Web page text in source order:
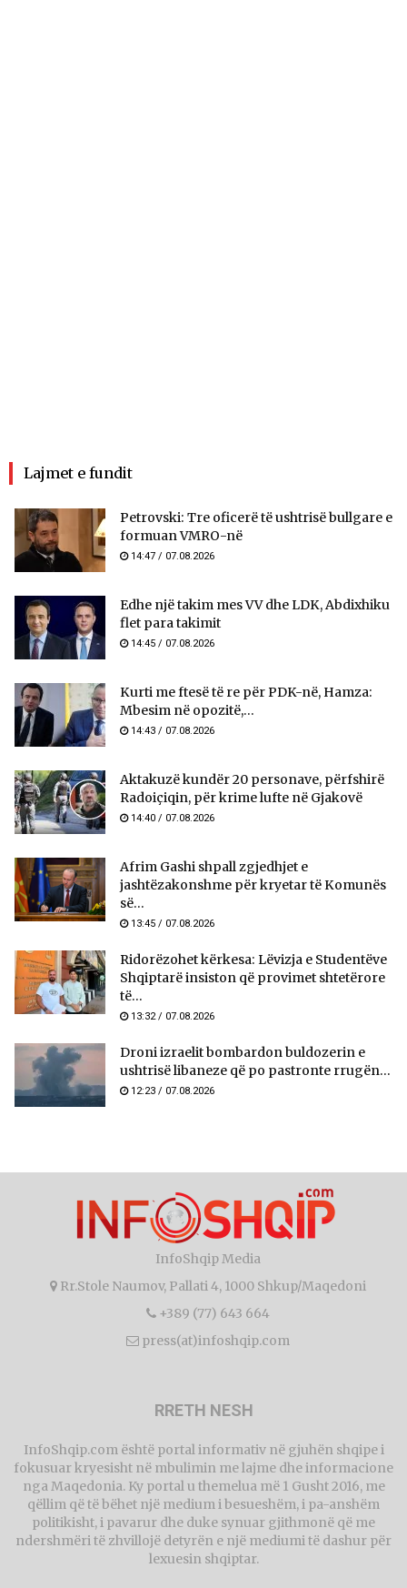
Lajmet e fundit
Petrovski: Tre oficerë të ushtrisë bullgare e
formuan VMRO-në
14:47 / 07.08.2026
Edhe një takim mes VV dhe LDK, Abdixhiku
flet para takimit
14:45 / 07.08.2026
Kurti me ftesë të re për PDK-në, Hamza:
Mbesim në opozitë,...
14:43 / 07.08.2026
Aktakuzë kundër 20 personave, përfshirë
Radoiçiqin, për krime lufte në Gjakovë
14:40 / 07.08.2026
Afrim Gashi shpall zgjedhjet e
jashtëzakonshme për kryetar të Komunës
së...
13:45 / 07.08.2026
Ridorëzohet kërkesa: Lëvizja e Studentëve
Shqiptarë insiston që provimet shtetërore
të...
13:32 / 07.08.2026
Droni izraelit bombardon buldozerin e
ushtrisë libaneze që po pastronte rrugën...
12:23 / 07.08.2026
InfoShqip Media
Rr.Stole Naumov, Pallati 4, 1000 Shkup/Maqedoni
+389 (77) 643 664
press(at)infoshqip.com
RRETH NESH
InfoShqip.com është portal informativ në gjuhën shqipe i
fokusuar kryesisht në mbulimin me lajme dhe informacione
nga Maqedonia. Ky portal u themelua më 1 Gusht 2016, me
qëllim që të bëhet një medium i besueshëm, i pa-anshëm
politikisht, i pavarur dhe duke synuar gjithmonë që me
ndershmëri të zhvillojë detyrën e një mediumi të dashur për
lexuesin shqiptar.